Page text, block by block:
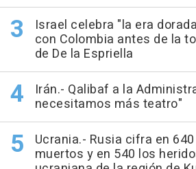
Israel celebra "la era
con Colombia antes de la
de De la Espriella
Irán.- Qalibaf a la
necesitamos más teatro"
Ucrania.- Rusia cifra en
muertos y en 540 los